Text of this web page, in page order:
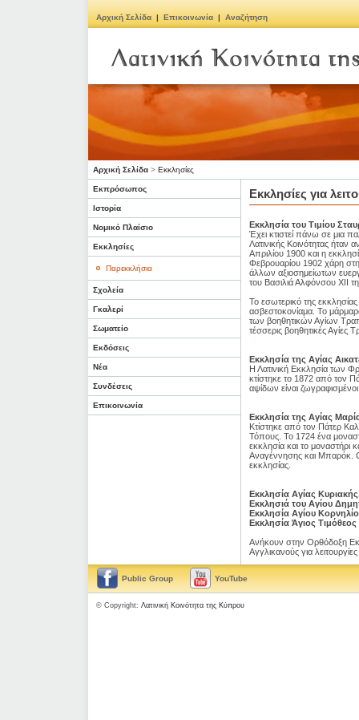
Αρχική Σελίδα | Επικοινωνία | Αναζήτηση
Αρχική Σελίδα > Εκκλησίες
Εκπρόσωπος
Ιστορία
Νομικό Πλαίσιο
Εκκλησίες
Παρεκκλήσια
Σχολεία
Γκαλερί
Σωματείο
Εκδόσεις
Νέα
Συνδέσεις
Επικοινωνία
Εκκλησίες για
Εκκλησία του Τιμίου
Έχει κτιστεί πάνω σε μια
Λατινικής Κοινότητας ήταν
Απριλίου 1900 και η
Φεβρουαρίου 1902 χάρη
άλλων αξιοσημείωτων
του Βασιλιά Αλφόνσου ΧΙΙ
Το εσωτερικό της
ασβεστοκονίαμα. Το
των βοηθητικών Αγίων
τέσσερις βοηθητικές
Εκκλησία της Αγίας
Η Λατινική Εκκλησία των
κτίστηκε το 1872 από τον
αψίδων είναι
Εκκλησία της Αγίας
Κτίστηκε από τον Πάτερ
Τόπους. Το 1724 ένα
εκκλησία και το μοναστήρι
Αναγέννησης και Μπαρόκ. Ο
εκκλησίας.
Εκκλησία Αγίας
Εκκλησιά του Αγίου
Εκκλησία Αγίου
Εκκλησία Άγιος
Ανήκουν στην Ορθόδοξη
Αγγλικανούς για
Public Group YouTube
© Copyright: Λατινική Κοινότητα της Κύπρου